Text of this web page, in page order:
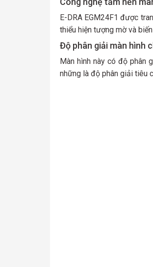
E-DRA EGM24F1 được
thiểu hiện tượng mờ và
Độ phân giải màn hình
Màn hình này có độ phân
những là độ phân giải tiêu